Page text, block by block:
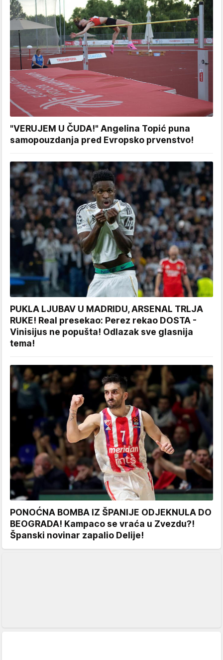
"VERUJEM U ČUDA!" Angelina Topić puna
samopouzdanja pred Evropsko prvenstvo!
PUKLA LJUBAV U MADRIDU, ARSENAL TRLJA
RUKE! Real presekao: Perez rekao DOSTA -
Vinisijus ne popušta! Odlazak sve glasnija
tema!
PONOĆNA BOMBA IZ ŠPANIJE ODJEKNULA DO
BEOGRADA! Kampaco se vraća u Zvezdu?!
Španski novinar zapalio Delije!